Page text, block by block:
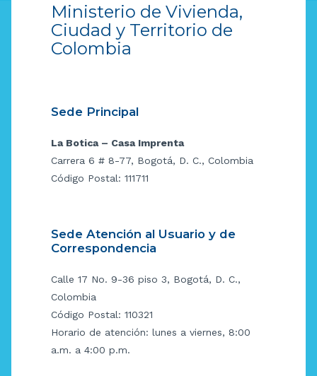
Ministerio de Vivienda,
Ciudad y Territorio de
Colombia
Sede Principal
La Botica – Casa Imprenta
Carrera 6 # 8-77, Bogotá, D. C., Colombia
Código Postal: 111711
Sede Atención al Usuario y de
Correspondencia
Calle 17 No. 9-36 piso 3, Bogotá, D. C.,
Colombia
Código Postal: 110321
Horario de atención: lunes a viernes, 8:00
a.m. a 4:00 p.m.